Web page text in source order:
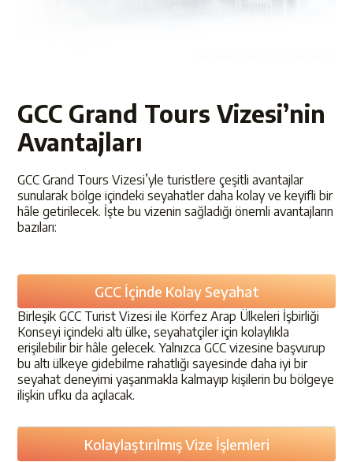
GCC Grand Tours Vizesi’nin
Avantajları
GCC Grand Tours Vizesi’yle turistlere çeşitli avantajlar
sunularak bölge içindeki seyahatler daha kolay ve keyifli bir
hâle getirilecek. İşte bu vizenin sağladığı önemli avantajların
bazıları:
GCC İçinde Kolay Seyahat
Birleşik GCC Turist Vizesi ile Körfez Arap Ülkeleri İşbirliği
Konseyi içindeki altı ülke, seyahatçiler için kolaylıkla
erişilebilir bir hâle gelecek. Yalnızca GCC vizesine başvurup
bu altı ülkeye gidebilme rahatlığı sayesinde daha iyi bir
seyahat deneyimi yaşanmakla kalmayıp kişilerin bu bölgeye
ilişkin ufku da açılacak.
Kolaylaştırılmış Vize İşlemleri